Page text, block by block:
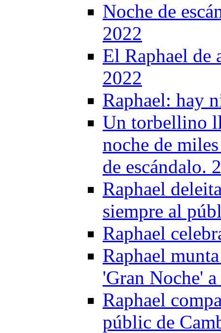
Noche de
2022
El Raphael de
2022
Raphael: hay
Un torbellino
noche de
de escándalo.
Raphael
siempre al
Raphael
Raphael
'Gran Noche'
Raphael
públic de